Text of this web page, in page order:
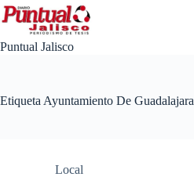
Saltar
al
contenido
Puntual Jalisco
Etiqueta Ayuntamiento De Guadalajara
Local